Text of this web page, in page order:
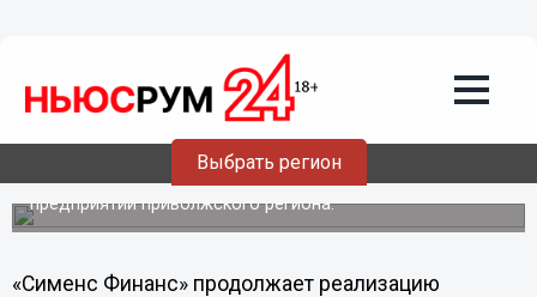
Выбрать регион
«Сименс Финанс» открывает
представительство в Нижнем
Новгороде
Лизинговые услуги стали более доступными для
предприятий приволжского региона.
«Сименс Финанс» продолжает реализацию